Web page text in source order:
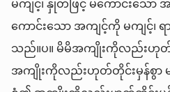
မကျင့်၊ နှုတ်ဖြင့် မကောင်းသော
ကောင်းသော အကျင့်ကို မကျင့်၊
သည်။ပ။ မိမိအကျိုးကိုလည်းဟုတ်
အကျိုးကိုလည်းဟုတ်တိုင်းမှန်စွာ မ